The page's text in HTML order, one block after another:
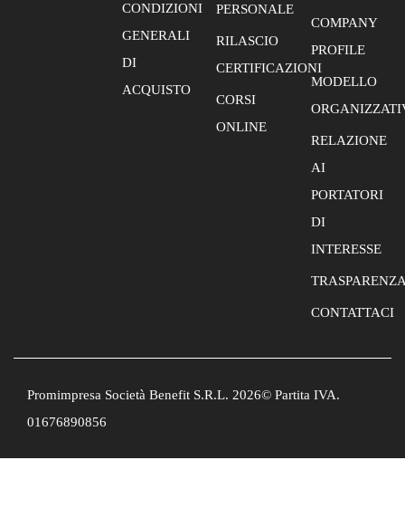
CONDIZIONI
GENERALI
DI
ACQUISTO
PERSONALE
RILASCIO
CERTIFICAZIONI
CORSI
ONLINE
COMPANY
PROFILE
MODELLO
RELAZIONE
AI
PORTATORI
DI
INTERESSE
CONTATTACI
Promimpresa Società Benefit S.R.L. 2026© Partita IVA.
01676890856